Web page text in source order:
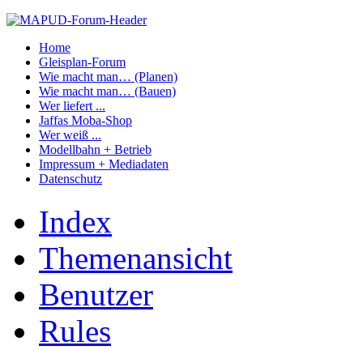
Home
Gleisplan-Forum
Wie macht man… (Planen)
Wie macht man… (Bauen)
Wer liefert ...
Jaffas Moba-Shop
Wer weiß ...
Modellbahn + Betrieb
Impressum + Mediadaten
Datenschutz
Index
Themenansicht
Benutzer
Rules